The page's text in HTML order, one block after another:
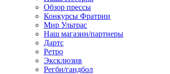
Обзор прессы
Конкурсы Фратрии
Мир Ультрас
Наш магазин/партнеры
Дартс
Ретро
Эксклюзив
Регби/гандбол